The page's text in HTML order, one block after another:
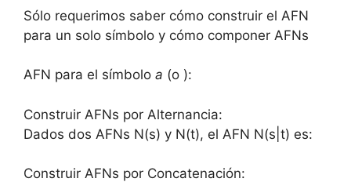
Sólo requerimos saber cómo construir el AFN
para un solo símbolo y cómo componer AFNs
AFN para el símbolo a (o ):
Construir AFNs por Alternancia:
Dados dos AFNs N(s) y N(t), el AFN N(s|t) es:
Construir AFNs por Concatenación: